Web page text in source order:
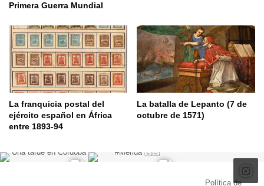
Primera Guerra Mundial
La franquicia postal del
ejército español en África
entre 1893-94
La batalla de Lepanto (7 de
octubre de 1571)
Política de